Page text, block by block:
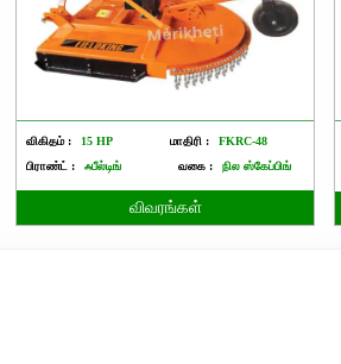
விகிதம் : 15 HP மாதிரி :
FKRC-48
பிராண்ட் :
ஃபீல்டிங் வகை : நில ஸ்கேப்பிங்
விவரங்கள்